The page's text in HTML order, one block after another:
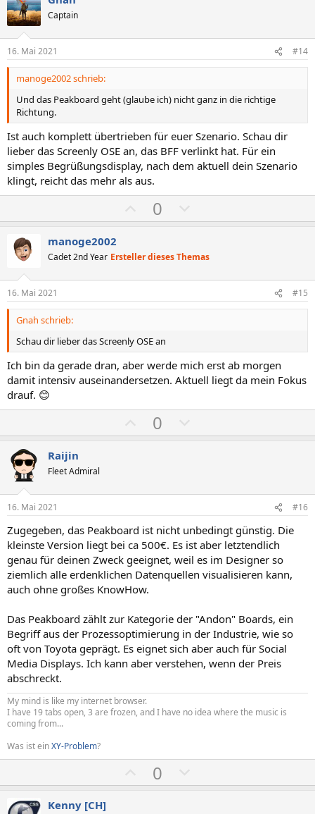
t
v
S
t
i
m
m
e
t
v
S
t
i
m
m
Captain
16. Mai 2021 #14
manoge2002 schrieb:
Und das Peakboard geht (glaube ich) nicht ganz in die richtige
Richtung.
Ist auch komplett übertrieben für euer Szenario. Schau dir
lieber das Screenly OSE an, das BFF verlinkt hat. Für ein
simples Begrüßungsdisplay, nach dem aktuell dein Szenario
klingt, reicht das mehr als aus.
o
i
t
v
S
t
i
m
0
e
a
t
v
t
i
m
manoge2002
Cadet 2nd Year Ersteller dieses Themas
16. Mai 2021 #15
Gnah schrieb:
Schau dir lieber das Screenly OSE an
Ich bin da gerade dran, aber werde mich erst ab morgen
damit intensiv auseinandersetzen. Aktuell liegt da mein Fokus
drauf. 😊
o
t
v
e
S
t
i
m
e
0
e
t
v
e
S
t
m
e
Raijin
Fleet Admiral
16. Mai 2021 #16
Zugegeben, das Peakboard ist nicht unbedingt günstig. Die
kleinste Version liegt bei ca 500€. Es ist aber letztendlich
genau für deinen Zweck geeignet, weil es im Designer so
ziemlich alle erdenklichen Datenquellen visualisieren kann,
auch ohne großes KnowHow.
Das Peakboard zählt zur Kategorie der "Andon" Boards, ein
Begriff aus der Prozessoptimierung in der Industrie, wie so
oft von Toyota geprägt. Es eignet sich aber auch für Social
Media Displays. Ich kann aber verstehen, wenn der Preis
abschreckt.
My mind is like my internet browser.
I have 19 tabs open, 3 are frozen, and I have no idea where the music is
coming from...
Was ist einXY-Problem?
o
0
e
Kenny [CH]